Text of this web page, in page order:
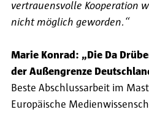
vertrauensvolle Kooperation
nicht möglich geworden.“
Marie Konrad: „Die Da
der Außengrenze
Beste Abschlussarbeit im
Europäische